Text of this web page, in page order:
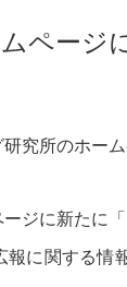
ページ
究所のホー
ジに新たに
に関する情